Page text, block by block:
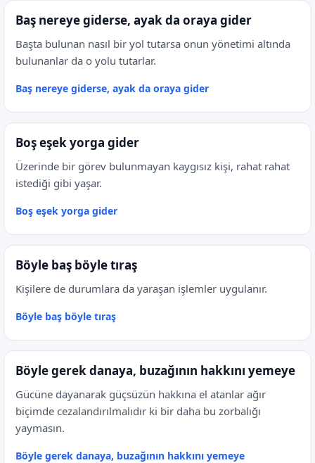
Baş nereye giderse, ayak da oraya gider
Başta bulunan nasıl bir yol tutarsa onun yönetimi altında
bulunanlar da o yolu tutarlar.
Baş nereye giderse, ayak da oraya gider
Boş eşek yorga gider
Üzerinde bir görev bulunmayan kaygısız kişi, rahat rahat
istediği gibi yaşar.
Boş eşek yorga gider
Böyle baş böyle tıraş
Kişilere de durumlara da yaraşan işlemler uygulanır.
Böyle baş böyle tıraş
Böyle gerek danaya, buzağının hakkını yemeye
Gücüne dayanarak güçsüzün hakkına el atanlar ağır
biçimde cezalandırılmalıdır ki bir daha bu zorbalığı
yaymasın.
Böyle gerek danaya, buzağının hakkını yemeye